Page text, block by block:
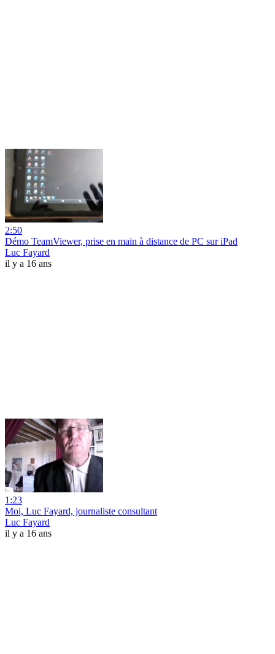
2:50
Démo TeamViewer, prise en main à distance de PC sur iPad
Luc Fayard
il y a 16 ans
1:23
Moi, Luc Fayard, journaliste consultant
Luc Fayard
il y a 16 ans